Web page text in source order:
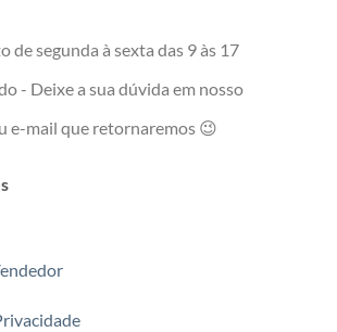
de segunda à sexta das 9 às 17
- Deixe a sua dúvida em nosso
e-mail que retornaremos 😉